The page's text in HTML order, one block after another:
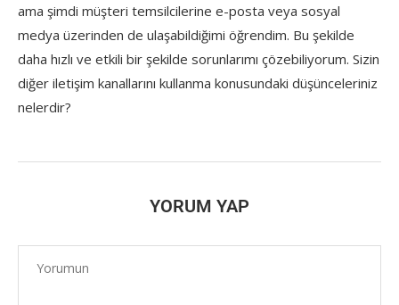
ama şimdi müşteri temsilcilerine e-posta veya sosyal
medya üzerinden de ulaşabildiğimi öğrendim. Bu şekilde
daha hızlı ve etkili bir şekilde sorunlarımı çözebiliyorum. Sizin
diğer iletişim kanallarını kullanma konusundaki düşünceleriniz
nelerdir?
YORUM YAP